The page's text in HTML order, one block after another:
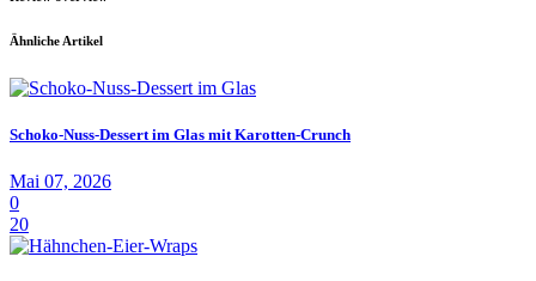
Ähnliche Artikel
Schoko-Nuss-Dessert im Glas mit Karotten-Crunch
Mai 07, 2026
0
20